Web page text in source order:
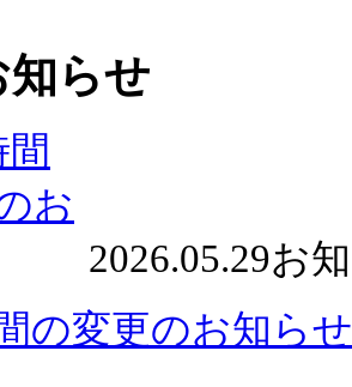
知らせ
2026.05.29お
の変更のお知らせ